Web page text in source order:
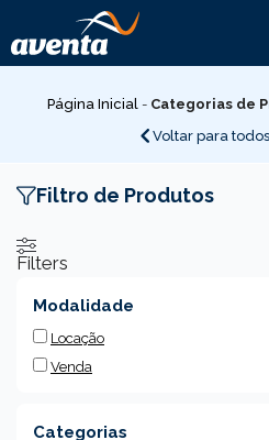
para
o
conteúdoPágina Inicial - Categorias de
Voltar para
Filtro de Produtos
Filters
Modalidade
Locação
Venda
Categorias